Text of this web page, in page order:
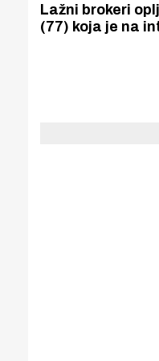
Lažni brokeri
(77) koja je na internetu trgovala